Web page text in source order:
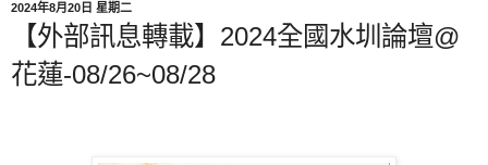
2024年8月20日 星期二
【外部訊息轉載】2024全國水圳論壇@
花蓮-08/26~08/28